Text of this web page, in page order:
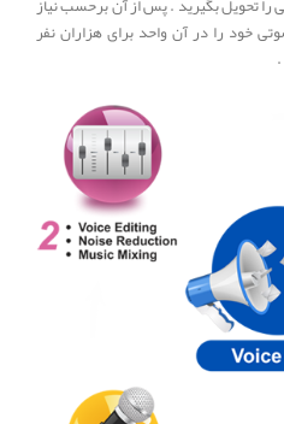
خود را در آن واحد برای هزاران نفر